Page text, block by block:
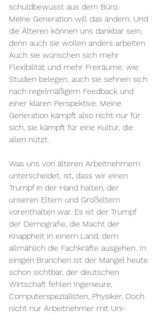
schuldbewusst aus dem Büro.
Meine Generation will das ändern. Und
die Älteren können uns dankbar sein,
denn auch sie wollen anders arbeiten.
Auch sie wünschen sich mehr
Flexibilität und mehr Freiräume, wie
Studien belegen, auch sie sehnen sich
nach regelmäßigem Feedback und
einer klaren Perspektive. Meine
Generation kämpft also nicht nur für
sich, sie kämpft für eine Kultur, die
allen nützt.
Was uns von älteren Arbeitnehmern
unterscheidet, ist, dass wir einen
Trumpf in der Hand halten, der
unseren Eltern und Großeltern
vorenthalten war. Es ist der Trumpf
der Demografie, die Macht der
Knappheit in einem Land, dem
allmählich die Fachkräfte ausgehen. In
einigen Branchen ist der Mangel heute
schon sichtbar, der deutschen
Wirtschaft fehlen Ingenieure,
Computerspezialisten, Physiker. Doch
nicht nur Arbeitnehmer mit Uni-